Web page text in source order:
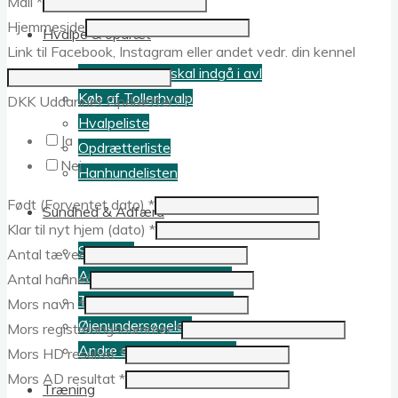
Hvalpe & opdræt
Hvis min hund skal indgå i avl
Køb af Tollerhvalp
Hvalpeliste
Opdrætterliste
Hanhundelisten
Sundhed & Adfærd
Sundhed
Autoimmune sygdomme
Tollerrelevante gentests
Øjenundersøgelse
Andre sygdomme i racen
Træning
Hjemmeside
Link til Facebook, Instagram eller andet vedr. din kennel
DKK Uddannet Opdrætter?*
Ja
Nej
Født (Forventet dato) *
Klar til nyt hjem (dato) *
Antal tæver
Antal hanner
Mors navn *
Mors registreringsnummer*
Mors HD resultat*
Mors AD resultat *